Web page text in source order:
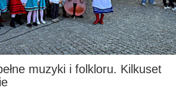
muzyki i folkloru. Kilkuset